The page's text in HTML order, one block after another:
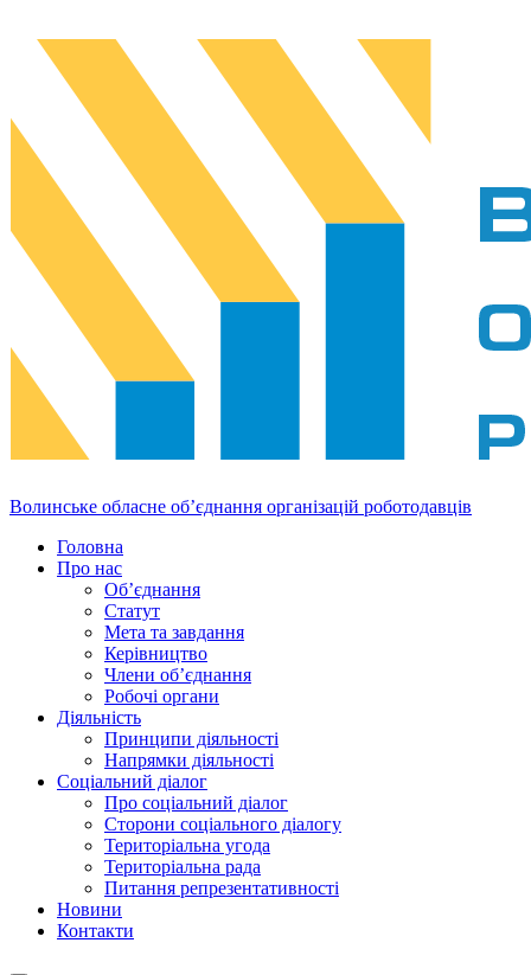
Волинське обласне об’єднання організацій роботодавців
Головна
Про нас
Об’єднання
Статут
Мета та завдання
Керівництво
Члени об’єднання
Робочі органи
Діяльність
Принципи діяльності
Напрямки діяльності
Соціальний діалог
Про соціальний діалог
Сторони соціального діалогу
Територіальна угода
Територіальна рада
Питання репрезентативності
Новини
Контакти